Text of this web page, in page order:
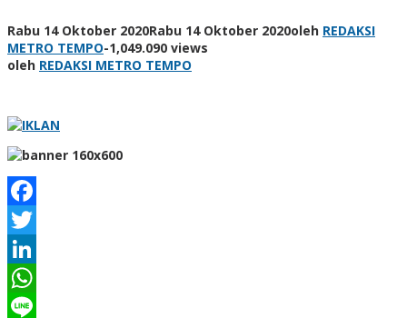
Rabu 14 Oktober 2020Rabu 14 Oktober 2020oleh REDAKSI
METRO TEMPO-1,049.090 views
oleh REDAKSI METRO TEMPO
Facebook
Twitter
LinkedIn
WhatsApp